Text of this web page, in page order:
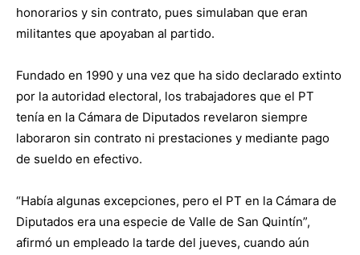
honorarios y sin contrato, pues simulaban que eran
militantes que apoyaban al partido.
Fundado en 1990 y una vez que ha sido declarado extinto
por la autoridad electoral, los trabajadores que el PT
tenía en la Cámara de Diputados revelaron siempre
laboraron sin contrato ni prestaciones y mediante pago
de sueldo en efectivo.
“Había algunas excepciones, pero el PT en la Cámara de
Diputados era una especie de Valle de San Quintín”,
afirmó un empleado la tarde del jueves, cuando aún